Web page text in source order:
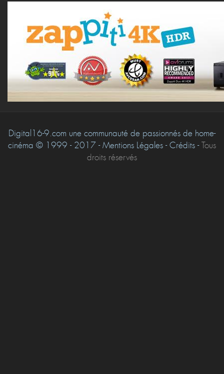
Digital16-9.com une communauté de passionnés de home-
cinéma © 1999 - 2017 - Mentions Légales - Crédits -Tous
droits réservés